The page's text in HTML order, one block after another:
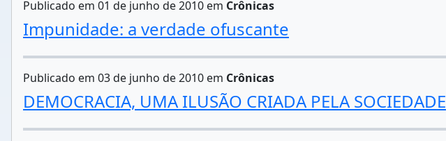
Publicado em 01 de junho de 2010 em Crônicas
Impunidade: a verdade ofuscante
Publicado em 03 de junho de 2010 em Crônicas
DEMOCRACIA, UMA ILUSÃO CRIADA PELA SOCIEDADE